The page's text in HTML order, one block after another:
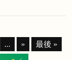
... » 最後 »